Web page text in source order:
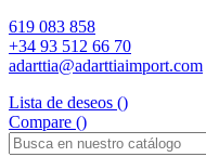
619 083 858
+34 93 512 66 70
adarttia@adarttiaimport.com
Lista de deseos ()
Compare ()